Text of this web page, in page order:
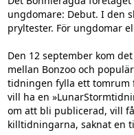
ungdomare: Debut. I den
pryltester. För ungdomar
Den 12 september kom
mellan Bonzoo och
tidningen fylla ett tomrum
vill ha en
om att bli publicerad, vill
killtidningarna, saknat en